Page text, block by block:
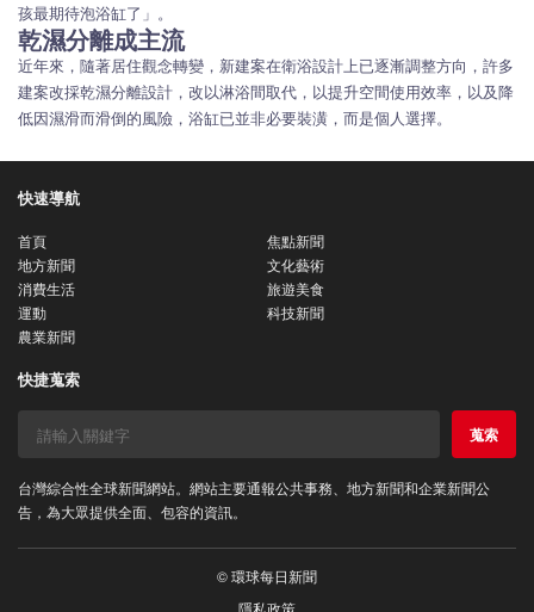
孩最期待泡浴缸了」。
乾濕分離成主流
近年來，隨著居住觀念轉變，新建案在衛浴設計上已逐漸調整方向，許多
建案改採乾濕分離設計，改以淋浴間取代，以提升空間使用效率，以及降
低因濕滑而滑倒的風險，浴缸已並非必要裝潢，而是個人選擇。
快速導航
首頁
焦點新聞
地方新聞
文化藝術
消費生活
旅遊美食
運動
科技新聞
農業新聞
快捷蒐索
蒐索
台灣綜合性全球新聞網站。網站主要通報公共事務、地方新聞和企業新聞公
告，為大眾提供全面、包容的資訊。
© 環球每日新聞